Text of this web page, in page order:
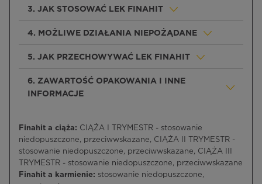
3. JAK STOSOWAĆ LEK FINAHIT
4. MOŻLIWE DZIAŁANIA NIEPOŻĄDANE
5. JAK PRZECHOWYWAĆ LEK FINAHIT
6. ZAWARTOŚĆ OPAKOWANIA I INNE
INFORMACJE
Finahit a ciąża: CIĄŻA I TRYMESTR - stosowanie
niedopuszczone, przeciwwskazane, CIĄŻA II TRYMESTR -
stosowanie niedopuszczone, przeciwwskazane, CIĄŻA III
TRYMESTR - stosowanie niedopuszczone, przeciwwskazane
Finahit a karmienie: stosowanie niedopuszczone,